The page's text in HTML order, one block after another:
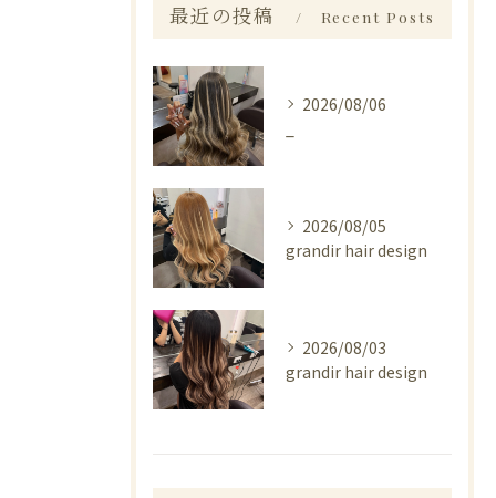
最近の投稿 Recent Posts
2026/08/06
2026/08/05
grandir hair design
2026/08/03
grandir hair design